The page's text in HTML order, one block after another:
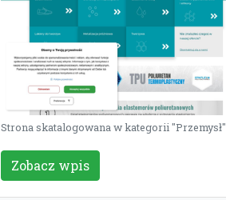
Strona skatalogowana w kategorii "Przemysł"
Zobacz wpis